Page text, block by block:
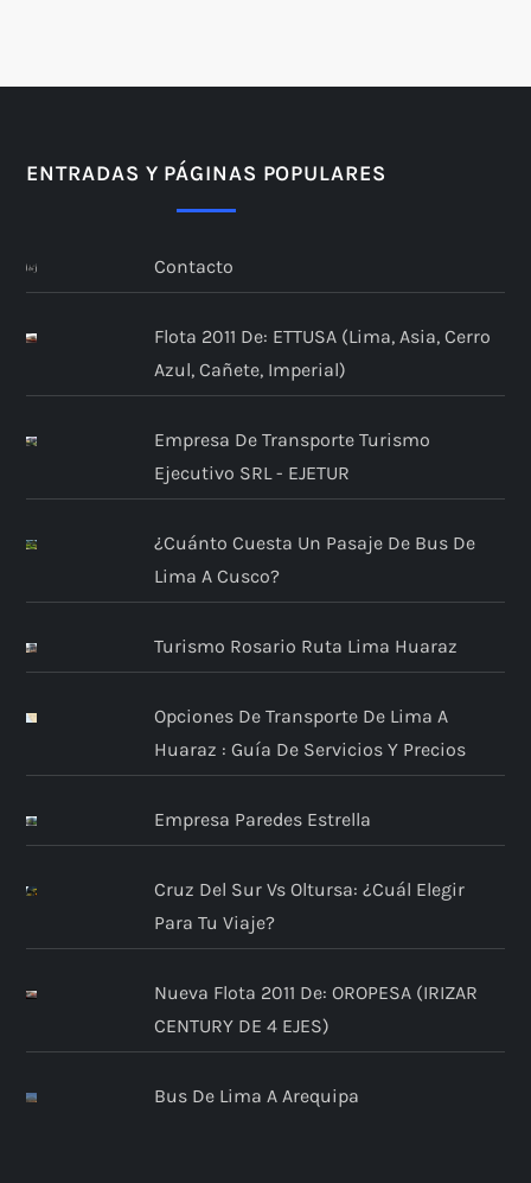
n
c
i
ó
n
d
e
e
n
t
r
a
d
a
s
ENTRADAS Y PÁGINAS POPULARES
Contacto
Flota 2011 De: ETTUSA (Lima, Asia, Cerro
Azul, Cañete, Imperial)
Empresa De Transporte Turismo
Ejecutivo SRL - EJETUR
¿Cuánto Cuesta Un Pasaje De Bus De
Lima A Cusco?
Turismo Rosario Ruta Lima Huaraz
Opciones De Transporte De Lima A
Huaraz : Guía De Servicios Y Precios
Empresa Paredes Estrella
Cruz Del Sur Vs Oltursa: ¿Cuál Elegir
Para Tu Viaje?
Nueva Flota 2011 De: OROPESA (IRIZAR
CENTURY DE 4 EJES)
Bus De Lima A Arequipa